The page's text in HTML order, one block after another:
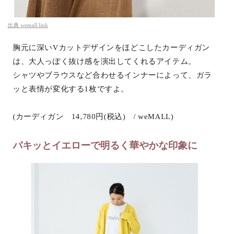
出典 wemall.link
胸元に深いVカットデザインをほどこしたカーディガン
は、大人っぽく抜け感を演出してくれるアイテム。
シャツやブラウスなど合わせるインナーによって、ガラ
ッと表情が変化する1枚ですよ。
(カーディガン 14,780円(税込) / weMALL)
パキッとイエローで明るく華やかな印象に